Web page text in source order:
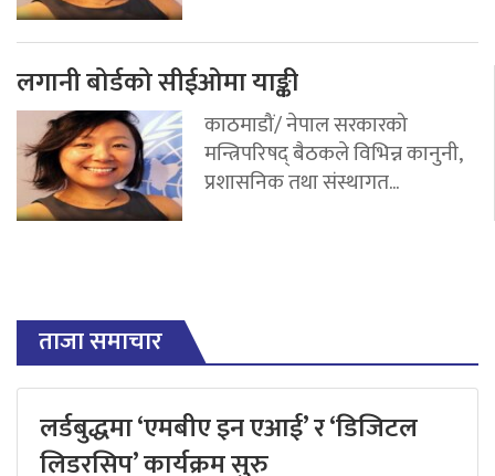
लगानी बोर्डको सीईओमा याङ्की
काठमाडौं/ नेपाल सरकारको
मन्त्रिपरिषद् बैठकले विभिन्न कानुनी,
प्रशासनिक तथा संस्थागत...
ताजा समाचार
लर्डबुद्धमा ‘एमबीए इन एआई’ र ‘डिजिटल
लिडरसिप’ कार्यक्रम सुरु